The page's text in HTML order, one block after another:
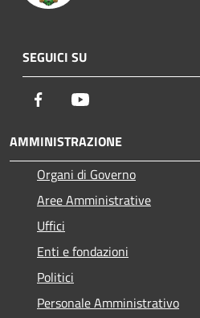
SEGUICI SU
Facebook
AMMINISTRAZIONE
Organi di Governo
Aree Amministrative
Uffici
Enti e fondazioni
Politici
Personale Amministrativo